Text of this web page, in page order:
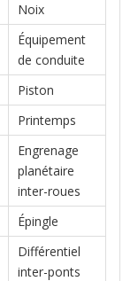
Noix
Équipement
de conduite
Piston
Printemps
Engrenage
planétaire
inter-roues
Épingle
Différentiel
inter-ponts